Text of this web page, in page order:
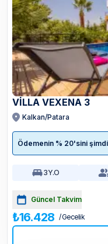
VİLLA VEXENA 3
Kalkan/Patara
Ödemenin % 20'sini
3Y.O
Güncel Takvim
₺16.428 / Gecelik